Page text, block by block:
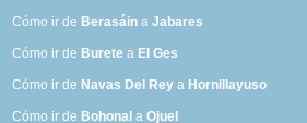
Cómo ir de Berasáin aJabares
Cómo ir de Burete a El Ges
Cómo ir de Navas Del Rey a Hornillayuso
Cómo ir de Bohonal aOjuel